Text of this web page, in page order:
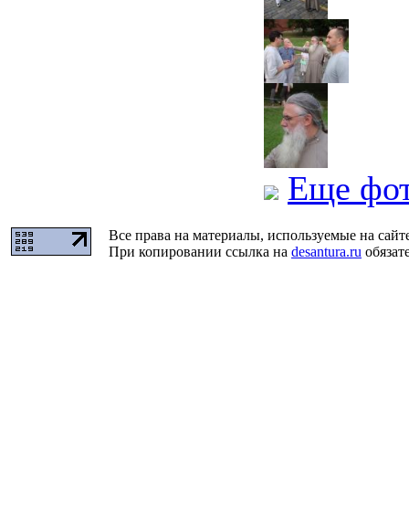
Еще
Все права на материалы, используемые на
При копировании ссылка на desantura.ru